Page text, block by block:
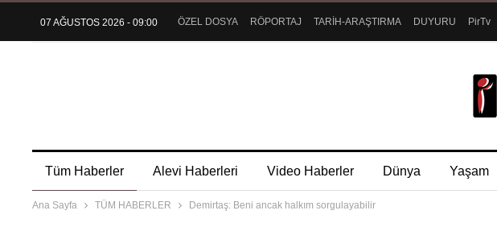
07 AĞUSTOS 2026 - 09:00 ÖZEL DOSYA RÖPORTAJ TARİH-ARAŞTIRMA DUYURU PirTv
Tüm Haberler Alevi Haberleri Video Haberler Dünya Yaşam
Ana Sayfa TÜM HABERLER Demirtaş: Beni ancak halkım sorgulayabilir